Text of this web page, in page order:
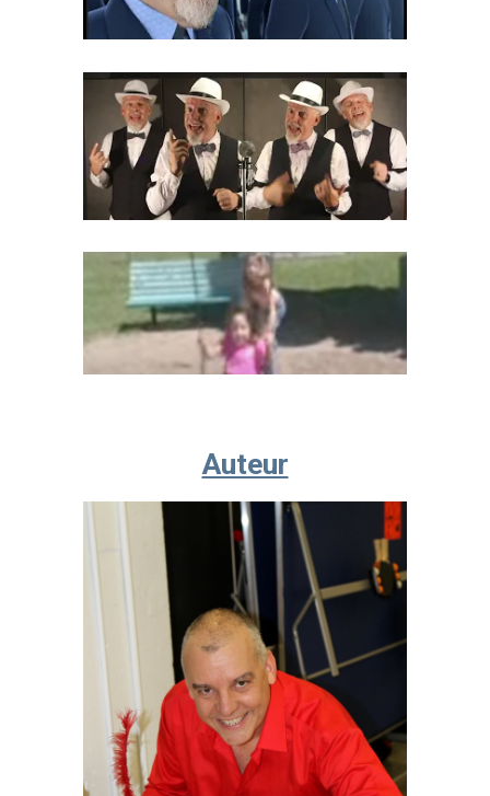
Auteur